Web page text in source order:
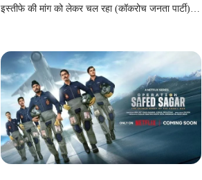
इस्तीफे की मांग को लेकर चल रहा (कॉकरोच जनता पार्टी)…